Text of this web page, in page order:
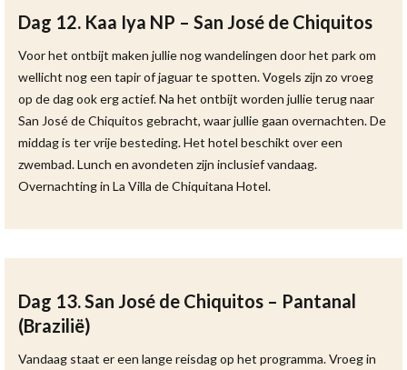
Dag 12. Kaa Iya NP – San José de Chiquitos
Voor het ontbijt maken jullie nog wandelingen door het park om
wellicht nog een tapir of jaguar te spotten. Vogels zijn zo vroeg
op de dag ook erg actief. Na het ontbijt worden jullie terug naar
San José de Chiquitos gebracht, waar jullie gaan overnachten. De
middag is ter vrije besteding. Het hotel beschikt over een
zwembad. Lunch en avondeten zijn inclusief vandaag.
Overnachting in La Villa de Chiquitana Hotel.
Dag 13. San José de Chiquitos – Pantanal
(Brazilië)
Vandaag staat er een lange reisdag op het programma. Vroeg in